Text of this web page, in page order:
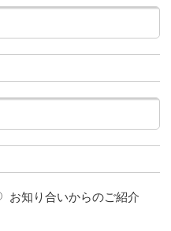
お知り合いからのご紹介